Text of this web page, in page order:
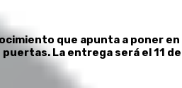
que apunta a poner en
La entrega será el 11